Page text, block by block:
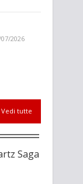
2026
Vedi tutte
Saga